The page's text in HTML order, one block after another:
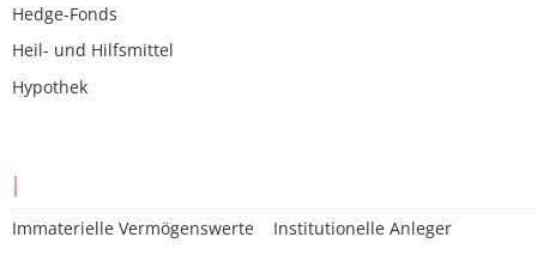
Hedge-Fonds
Heil- und Hilfsmittel
Hypothek
I
Immaterielle Vermögenswerte
Institutionelle Anleger